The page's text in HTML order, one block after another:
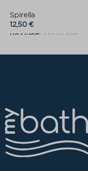
Spirella
12,50 €